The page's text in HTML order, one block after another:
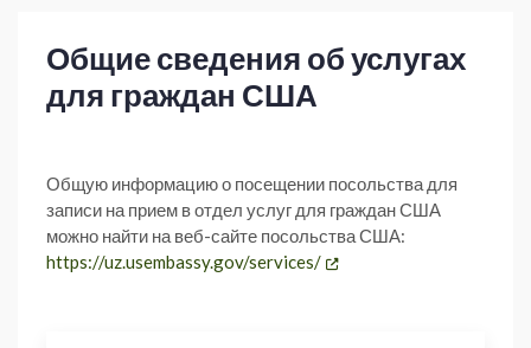
Общие сведения об услугах
для граждан США
Общую информацию о посещении посольства для
записи на прием в отдел услуг для граждан США
можно найти на веб-сайте посольства США:
https://uz.usembassy.gov/services/